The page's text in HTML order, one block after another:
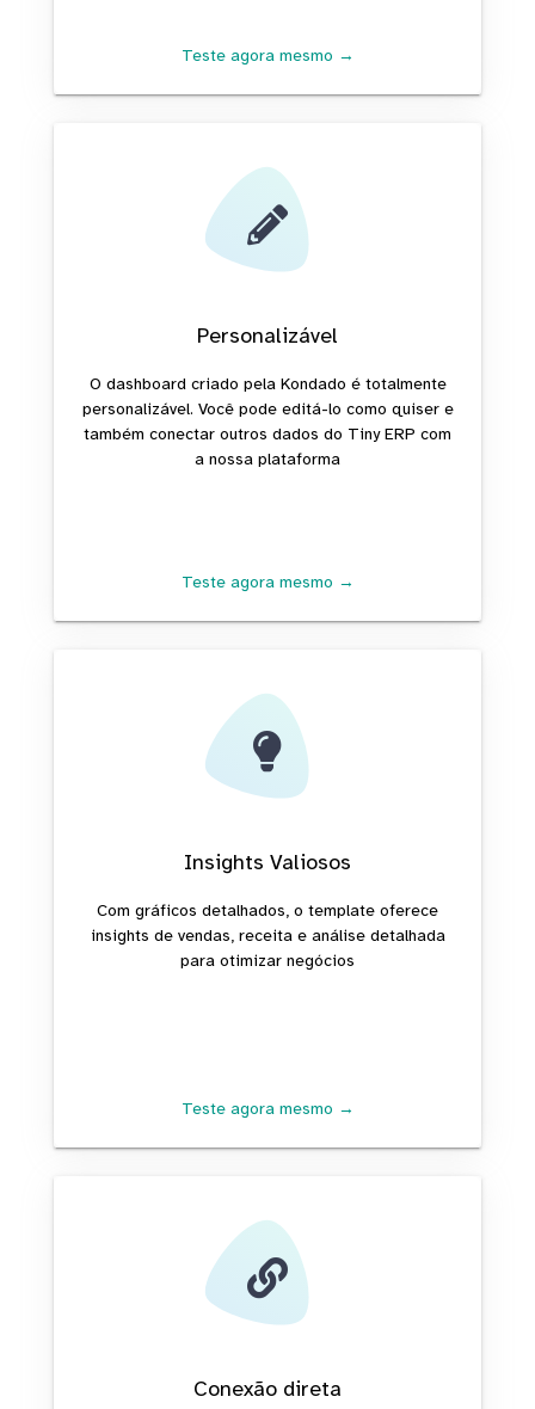
Teste agora mesmo →
Personalizável
O dashboard criado pela Kondado é totalmente
personalizável. Você pode editá-lo como quiser e
também conectar outros dados do Tiny ERP com
a nossa plataforma
Teste agora mesmo →
Insights Valiosos
Com gráficos detalhados, o template oferece
insights de vendas, receita e análise detalhada
para otimizar negócios
Teste agora mesmo →
Conexão direta